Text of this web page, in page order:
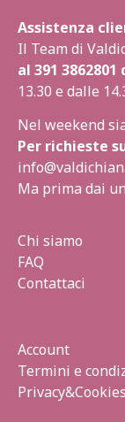
Assistenza
Il Team di
al 391 3862801
13.30 e dalle
Nel weekend
Per richieste
Ma prima dai
Chi siamo
FAQ
Contattaci
Account
Termini e
Privacy&Cookies